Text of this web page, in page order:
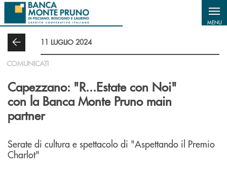
Salta al contenuto principale
MENU
11 LUGLIO 2024
COMUNICATI
Capezzano: "R...Estate con Noi"
con la Banca Monte Pruno main
partner
Serate di cultura e spettacolo di "Aspettando il Premio
Charlot"